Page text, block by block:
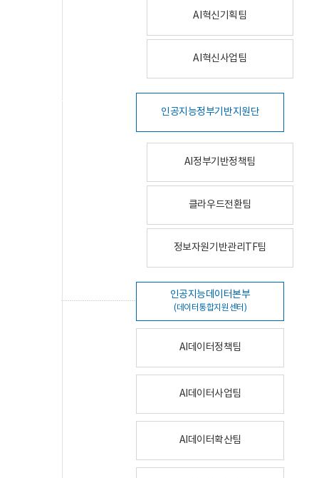
AI혁신기획팀
AI혁신사업팀
인공지능정부기반지원단
AI정부기반정책팀
클라우드전환팀
정보자원기반관리TF팀
인공지능데이터본부
(데이터통합지원센터)
AI데이터정책팀
AI데이터사업팀
AI데이터확산팀